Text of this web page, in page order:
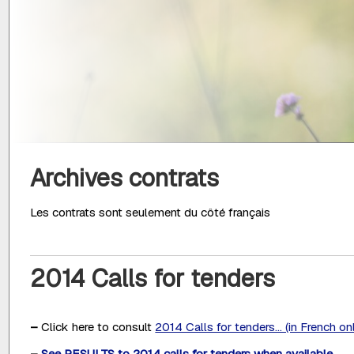
Archives contrats
Les contrats sont seulement du côté français
2014 Calls for tenders
– Click here to consult 2014 Calls for tenders... (in French